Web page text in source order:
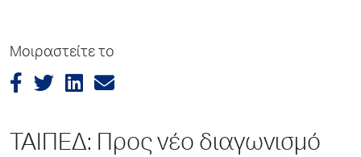
Μοιραστείτε το
ΤΑΙΠΕΔ: Προς νέο διαγωνισμό